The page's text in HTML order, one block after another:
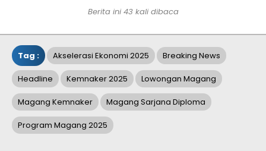
Berita ini 43 kali dibaca
Tag : Akselerasi Ekonomi 2025 Breaking News
Headline Kemnaker 2025 Lowongan Magang
Magang Kemnaker Magang Sarjana Diploma
Program Magang 2025